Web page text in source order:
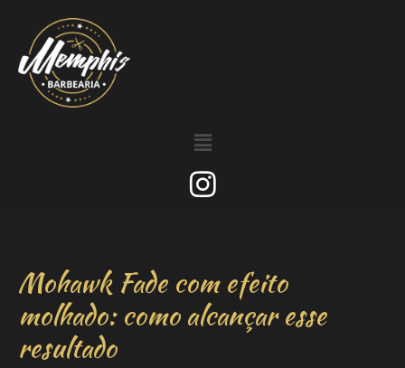
Mohawk Fade com efeito
molhado: como alcançar esse
resultado